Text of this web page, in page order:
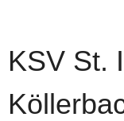
KSV St.